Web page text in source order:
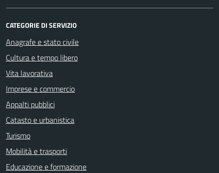
CATEGORIE DI SERVIZIO
Anagrafe e stato civile
Cultura e tempo libero
Vita lavorativa
Imprese e commercio
Appalti pubblici
Catasto e urbanistica
Turismo
Mobilità e trasporti
Educazione e formazione